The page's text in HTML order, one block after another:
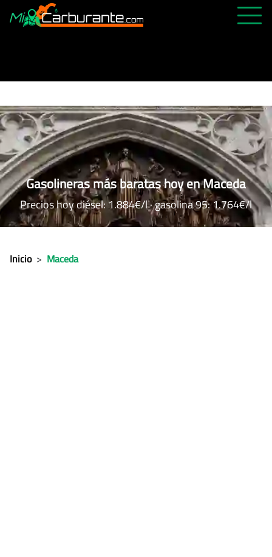
ABIERTAS 24H
ÚLTIMAS MATRÍCULAS
FAVORITAS
Gasolineras más baratas hoy en Maceda
Precios hoy diésel: 1.884€/l · gasolina 95: 1.764€/l
Inicio > Maceda